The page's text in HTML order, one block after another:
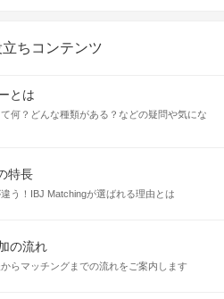
ちコンテンツ
とは
何？どんな種類がある？などの疑問や気にな
特長
う！IBJ Matchingが選ばれる理由とは
の流れ
らマッチングまでの流れをご案内します